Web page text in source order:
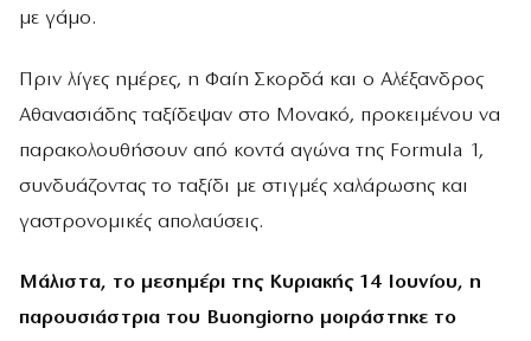
με γάμο.
Πριν λίγες ημέρες, η Φαίη Σκορδά και ο Αλέξανδρος
Αθανασιάδης ταξίδεψαν στο Μονακό, προκειμένου να
παρακολουθήσουν από κοντά αγώνα της Formula 1,
συνδυάζοντας το ταξίδι με στιγμές χαλάρωσης και
γαστρονομικές απολαύσεις.
Μάλιστα, το μεσημέρι της Κυριακής 14 Ιουνίου, η
παρουσιάστρια του Buongiorno μοιράστηκε το